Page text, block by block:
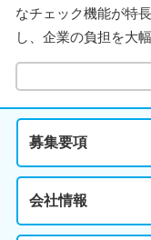
なチェック機能が特
し、企業の負担を大
募集要項
会社情報